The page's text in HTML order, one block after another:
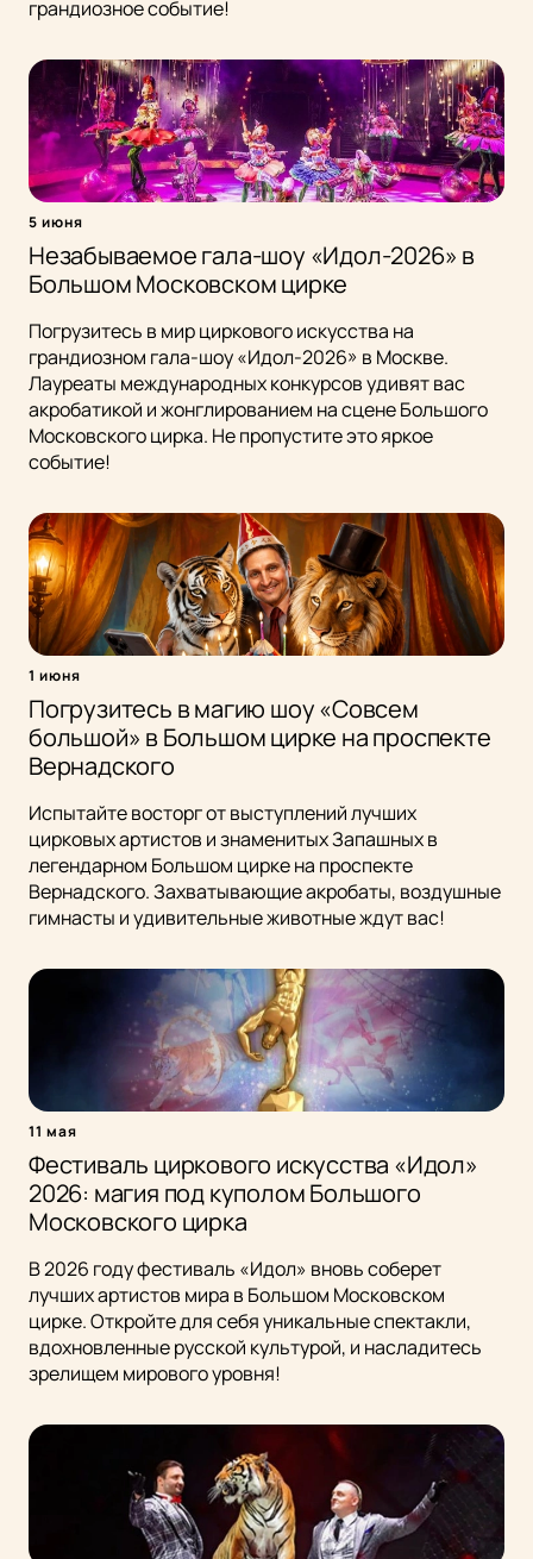
грандиозное событие!
5 июня
Незабываемое гала-шоу «Идол-2026» в
Большом Московском цирке
Погрузитесь в мир циркового искусства на
грандиозном гала-шоу «Идол-2026» в Москве.
Лауреаты международных конкурсов удивят вас
акробатикой и жонглированием на сцене Большого
Московского цирка. Не пропустите это яркое
событие!
1 июня
Погрузитесь в магию шоу «Совсем
большой» в Большом цирке на проспекте
Вернадского
Испытайте восторг от выступлений лучших
цирковых артистов и знаменитых Запашных в
легендарном Большом цирке на проспекте
Вернадского. Захватывающие акробаты, воздушные
гимнасты и удивительные животные ждут вас!
11 мая
Фестиваль циркового искусства «Идол»
2026: магия под куполом Большого
Московского цирка
В 2026 году фестиваль «Идол» вновь соберет
лучших артистов мира в Большом Московском
цирке. Откройте для себя уникальные спектакли,
вдохновленные русской культурой, и насладитесь
зрелищем мирового уровня!